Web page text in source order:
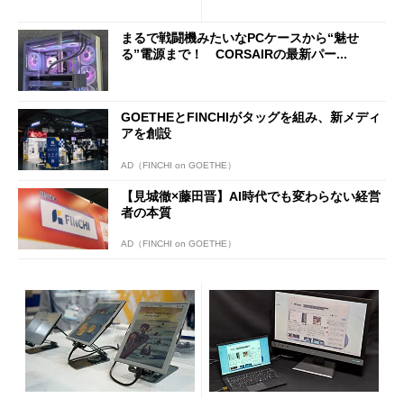
まるで戦闘機みたいなPCケースから“魅せ
る”電源まで！ CORSAIRの最新パー...
GOETHEとFINCHIがタッグを組み、新メディ
アを創設
AD（FINCHI on GOETHE）
【見城徹×藤田晋】AI時代でも変わらない経営
者の本質
AD（FINCHI on GOETHE）